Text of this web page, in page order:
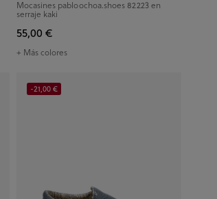
Mocasines pabloochoa.shoes 82223 en
serraje kaki
55,00 €
+ Más colores
-21,00 €